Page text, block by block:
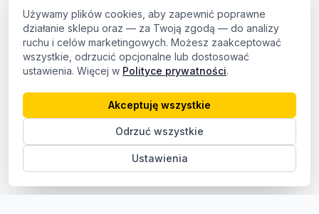
Używamy plików cookies, aby zapewnić poprawne
działanie sklepu oraz — za Twoją zgodą — do analizy
ruchu i celów marketingowych. Możesz zaakceptować
wszystkie, odrzucić opcjonalne lub dostosować
ustawienia. Więcej w Polityce prywatności.
Ustawienia
Odrzuć wszystkie
Akceptuję wszystkie